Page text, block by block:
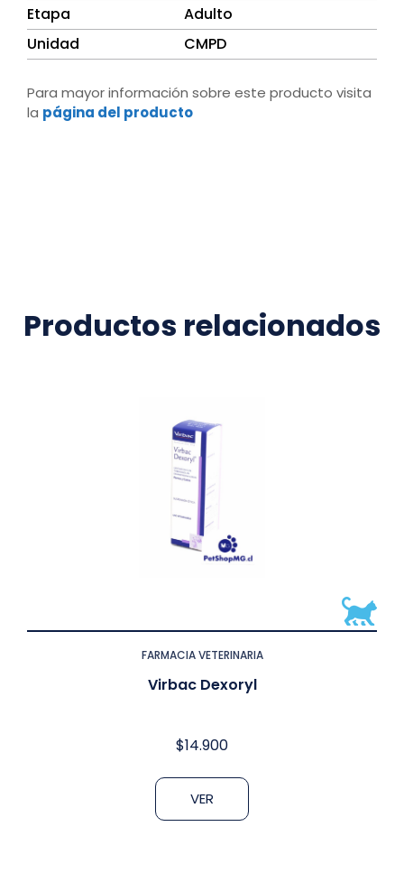
Etapa
Adulto
Unidad
CMPD
Para mayor información sobre este producto visita
la página del producto
Productos relacionados
FARMACIA VETERINARIA
Virbac Dexoryl
$14.900
VER